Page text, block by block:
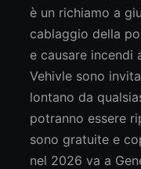
è un richiamo a
cablaggio della
e causare incendi
Vehivle sono
lontano da
potranno essere
sono gratuite e
nel 2026 va a